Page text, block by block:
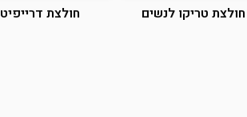
חולצת טריקו לנשים חולצת דרייפיט